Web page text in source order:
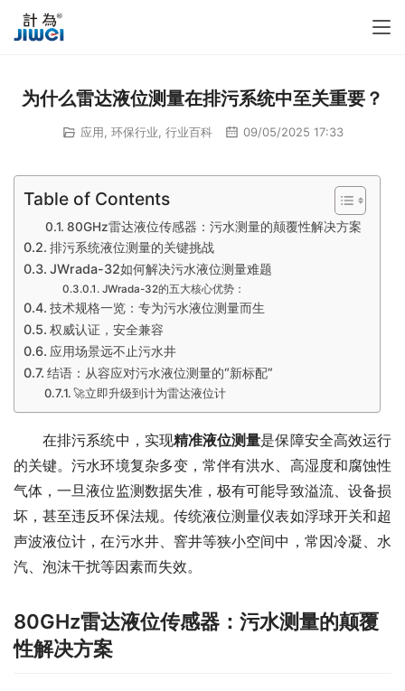
为什么雷达液位测量在排污系统中至关重要？
应用 环保行业 行业百科 09/05/2025 17:33
Table of Contents
80GHz雷达液位传感器：污水测量的颠覆性解决方案
排污系统液位测量的关键挑战
JWrada-32如何解决污水液位测量难题
JWrada-32的五大核心优势：
技术规格一览：专为污水液位测量而生
权威认证，安全兼容
应用场景远不止污水井
结语：从容应对污水液位测量的“新标配”
🚀立即升级到计为雷达液位计
在排污系统中，实现精准液位测量是保障安全高效运行
的关键。污水环境复杂多变，常伴有洪水、高湿度和腐蚀性
气体，一旦液位监测数据失准，极有可能导致溢流、设备损
坏，甚至违反环保法规。传统液位测量仪表如浮球开关和超
声波液位计，在污水井、窨井等狭小空间中，常因冷凝、水
汽、泡沫干扰等因素而失效。
80GHz雷达液位传感器：污水测量的颠覆
性解决方案